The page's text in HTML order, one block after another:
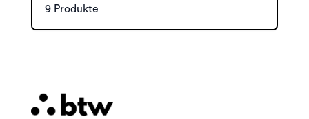
9 Produkte